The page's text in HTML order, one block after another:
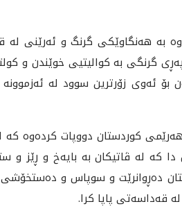
به‌ هه‌نگاوێكى گرنگ و ئه‌رێنى
به‌ كواليتيى خوێندن و
ئه‌وى زۆرترين سوود له‌
هه‌رێمى كوردستان دووپات كرده‌وه‌
كه‌ له‌ ڤاتيكان به‌ بايه‌خ و ڕێز
ده‌ڕوانرێت و سوپاس و
قه‌داسه‌تى پاپا كرا.